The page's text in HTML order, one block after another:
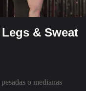
& Sweat
o medianas